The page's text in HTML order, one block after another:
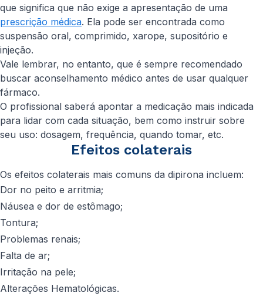
que significa que não exige a apresentação de uma
prescrição médica. Ela pode ser encontrada como
suspensão oral, comprimido, xarope, supositório e
injeção.
Vale lembrar, no entanto, que é sempre recomendado
buscar aconselhamento médico antes de usar qualquer
fármaco.
O profissional saberá apontar a medicação mais indicada
para lidar com cada situação, bem como instruir sobre
seu uso: dosagem, frequência, quando tomar, etc.
Efeitos colaterais
Os efeitos colaterais mais comuns da dipirona incluem:
Dor no peito e arritmia;
Náusea e dor de estômago;
Tontura;
Problemas renais;
Falta de ar;
Irritação na pele;
Alterações Hematológicas.